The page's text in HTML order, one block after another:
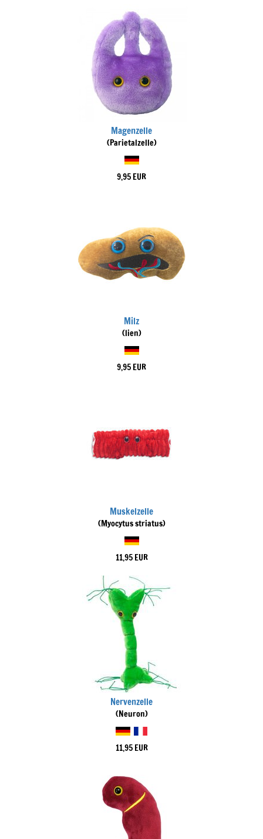
Magenzelle
(Parietalzelle)
9,95 EUR
Milz
(lien)
9,95 EUR
Muskelzelle
(Myocytus striatus)
11,95 EUR
Nervenzelle
(Neuron)
11,95 EUR